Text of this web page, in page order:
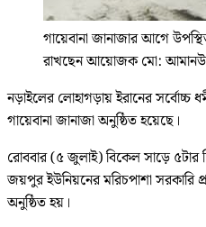
গায়েবানা জানাজার আগে
রাখছেন আয়োজক মো:
নড়াইলের লোহাগড়ায় ইরানের সর্বোচ্চ
গায়েবানা জানাজা অনুষ্ঠিত হয়েছে।
রোববার (৫ জুলাই) বিকেল সাড়ে
জয়পুর ইউনিয়নের মরিচপাশা সরকারি
অনুষ্ঠিত হয়।